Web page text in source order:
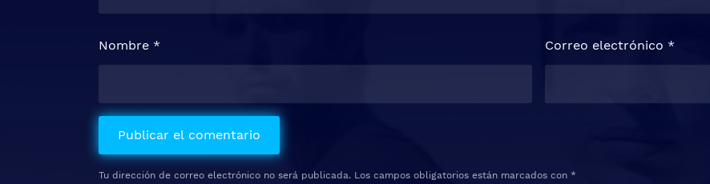
Tu dirección de correo electrónico no será publicada. Los campos obligatorios están marcados con *
Nombre * Correo electrónico *